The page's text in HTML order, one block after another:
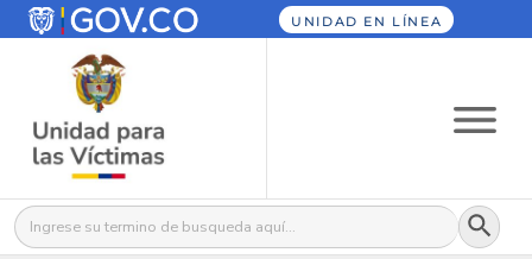
UNIDAD EN LÍNEA
Buscar: Botón